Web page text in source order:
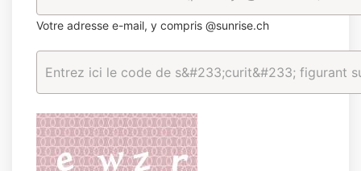
Votre adresse e-mail, y compris @sunrise.ch